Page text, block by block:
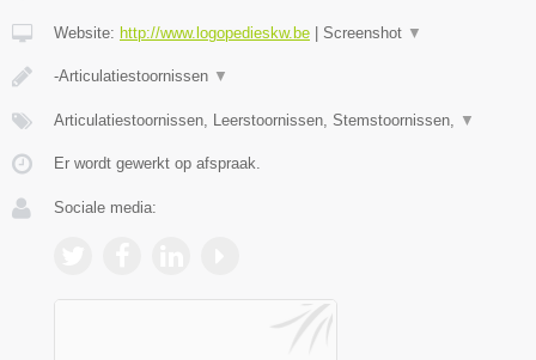
Website: http://www.logopedieskw.be Screenshot ▼
-Articulatiestoornissen ▼
Articulatiestoornissen, Leerstoornissen, Stemstoornissen, ▼
Er wordt gewerkt op afspraak.
Sociale media: